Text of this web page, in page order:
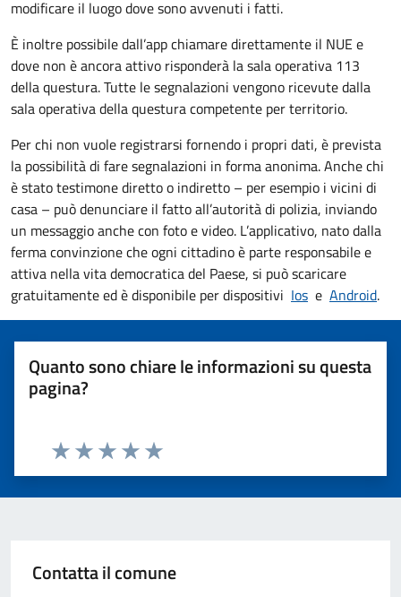
modificare il luogo dove sono avvenuti i fatti.
È inoltre possibile dall’app chiamare direttamente il NUE e
dove non è ancora attivo risponderà la sala operativa 113
della questura. Tutte le segnalazioni vengono ricevute dalla
sala operativa della questura competente per territorio.
Per chi non vuole registrarsi fornendo i propri dati, è prevista
la possibilità di fare segnalazioni in forma anonima. Anche chi
è stato testimone diretto o indiretto – per esempio i vicini di
casa – può denunciare il fatto all’autorità di polizia, inviando
un messaggio anche con foto e video. L’applicativo, nato dalla
ferma convinzione che ogni cittadino è parte responsabile e
attiva nella vita democratica del Paese, si può scaricare
gratuitamente ed è disponibile per dispositivi Ios e Android.
Quanto sono chiare le informazioni su questa
pagina?
Valuta 5 stelle su 5
Valuta 4 stelle su 5
Valuta 3 stelle su 5
Valuta 2 stelle su 5
Valuta 1 stelle su 5
Contatta il comune